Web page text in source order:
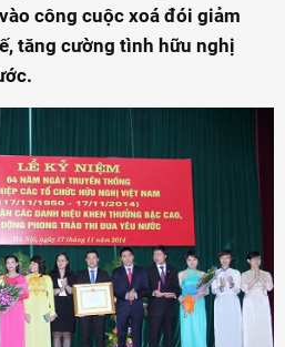
công cuộc xoá đói giảm
tăng cường tình hữu nghị